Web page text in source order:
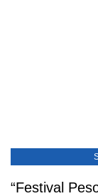
“Festival